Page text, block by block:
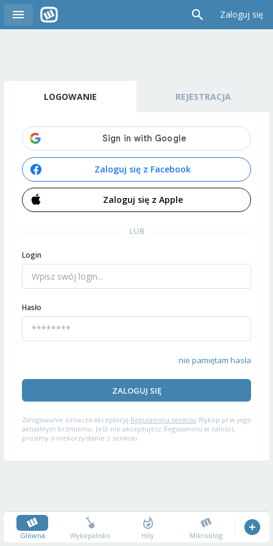
Zaloguj się
LOGOWANIE REJESTRACJA
Zaloguj się z Facebook
Zaloguj się z Apple
LUB
Login
Hasło
nie pamiętam hasła
ZALOGUJ SIĘ
Zalogowanie oznacza akceptację Regulaminu serwisu Wykop.pl w jego
aktualnym brzmieniu. Jeśli nie akceptujesz Regulaminu w całości,
prosimy o niekorzystanie z serwisu.
Główna Wykopalisko Hity Mikroblog